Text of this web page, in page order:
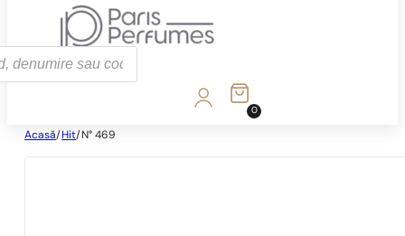
0
Acasă/ Hit/ N° 469